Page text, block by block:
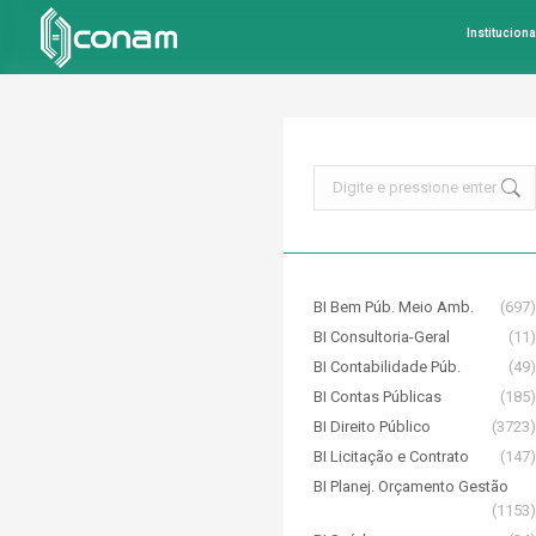
Institucional
BI Bem Púb. Meio Amb.
(697)
BI Consultoria-Geral
(11)
BI Contabilidade Púb.
(49)
BI Contas Públicas
(185)
BI Direito Público
(3723)
BI Licitação e Contrato
(147)
BI Planej. Orçamento Gestão
(1153)